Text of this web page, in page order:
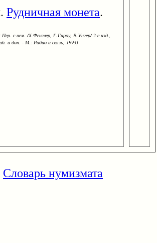
Рудничная монета.
с нем. /Х.Фенглер, Г.Гироу, В.Унгер/ 2-е изд.,
и доп. - М.: Радио и связь, 1993)
Словарь нумизмата